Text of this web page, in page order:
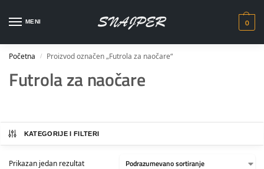
MENI 0
Početna / Proizvod označen „Futrola za naočare“
Futrola za naočare
KATEGORIJE I FILTERI
Prikazan jedan rezultat